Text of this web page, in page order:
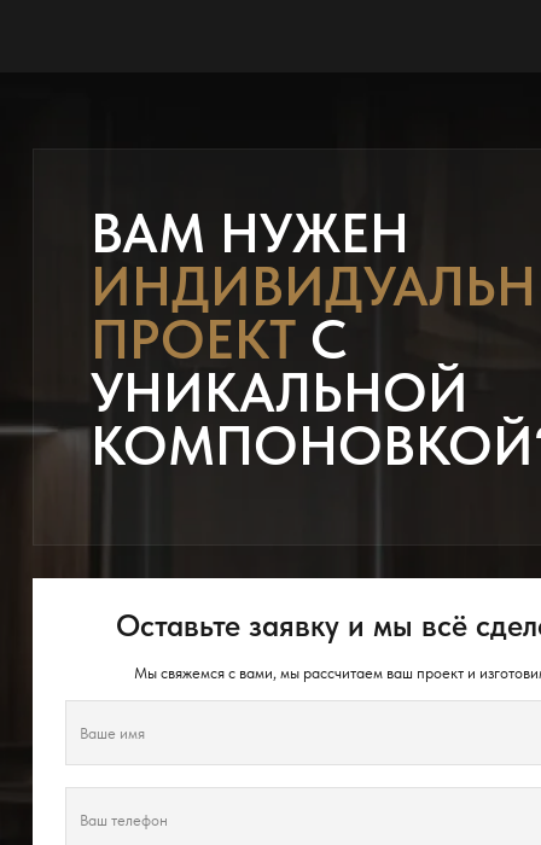
ВАМ НУЖЕН
ПРОЕКТС
УНИКАЛЬНОЙ
Оставьте заявку и мы всё
Мы свяжемся с вами, мы рассчитаем ваш проект и